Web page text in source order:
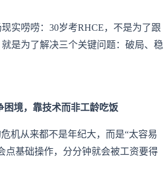
实唠唠：30岁考RHCE，不是为了跟
是为了解决三个关键问题：破局、稳
困境，靠技术而非工龄吃饭
机从来都不是年纪大，而是“太容易
点基础操作，分分钟就会被工资要得